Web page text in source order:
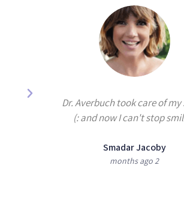
Dr. Averbuch took care of my
and now I can't stop
Smadar Jacoby
2 months ago
by